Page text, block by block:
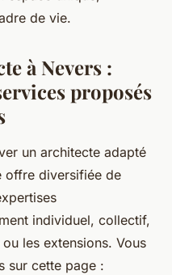
de vie.
à Nevers :
proposés
un architecte adapté
offre diversifiée de
individuel, collectif,
les extensions. Vous
sur cette page :